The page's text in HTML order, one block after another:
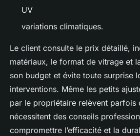
UV
variations climatiques.
Le client consulte le prix détaillé,
matériaux, le format de vitrage et
son budget et évite toute surprise
interventions. Même les petits
par le propriétaire relèvent parfois
nécessitent des conseils
compromettre l’efficacité et la